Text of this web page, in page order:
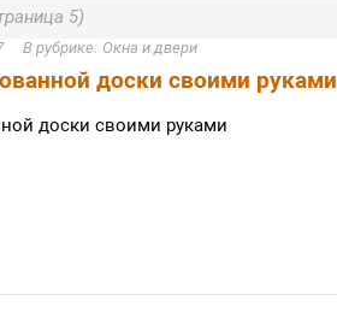
5)
Окна и двери
доски своими руками
доски своими руками